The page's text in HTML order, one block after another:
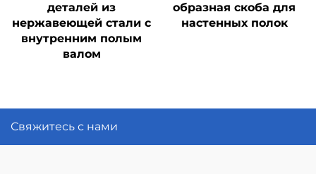
деталей из
нержавеющей стали с
внутренним полым
валом
образная скоба для
настенных полок
Свяжитесь с нами